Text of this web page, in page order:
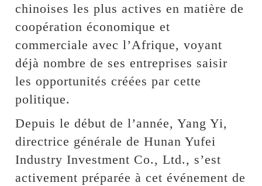
chinoises les plus actives en matière de
coopération économique et
commerciale avec l’Afrique, voyant
déjà nombre de ses entreprises saisir
les opportunités créées par cette
politique.
Depuis le début de l’année, Yang Yi,
directrice générale de Hunan Yufei
Industry Investment Co., Ltd., s’est
activement préparée à cet événement de